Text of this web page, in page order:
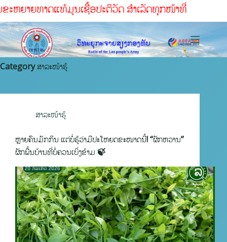
ວັດ ສໍາເລັດທຸກໜ້າທ່ີ
Categoryສາລະໜ້າຮູ້
ສາລະໜ້າຮູ້
ຫຼາຍຄົນມັກກິນ ແຕ່ບໍ່ຮູ້ວ່າມີປະໂຫຍດຂະໜາດນີ້! “ຜັກຫວານ”
ຜັກພື້ນບ້ານທີ່ບໍ່ຄວນເບິ່ງຂ້າມ 🍃